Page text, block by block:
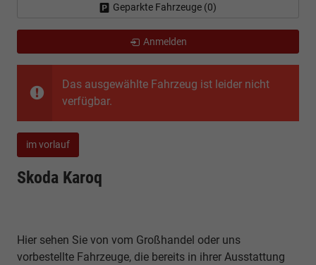
Das ausgewählte Fahrzeug ist leider nicht
verfügbar.
im vorlauf
Skoda Karoq
Hier sehen Sie von vom Großhandel oder uns
vorbestellte Fahrzeuge, die bereits in ihrer Ausstattung
Geparkte Fahrzeuge (0)
Anmelden